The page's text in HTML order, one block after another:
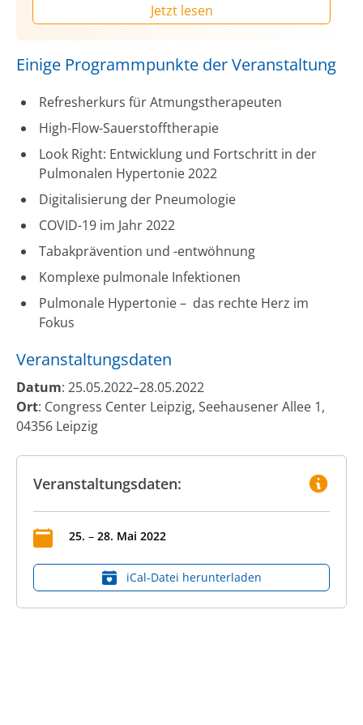
Veranstaltungsdaten:
25. – 28. Mai 2022
iCal‑Datei herunterladen
Jetzt lesen
Einige Programmpunkte der Veranstaltung
Refresherkurs für Atmungstherapeuten
High-Flow-Sauerstofftherapie
Look Right: Entwicklung und Fortschritt in der
Pulmonalen Hypertonie 2022
Digitalisierung der Pneumologie
COVID-19 im Jahr 2022
Tabakprävention und -entwöhnung
Komplexe pulmonale Infektionen
Pulmonale Hypertonie – das rechte Herz im
Fokus
Veranstaltungsdaten
Datum: 25.05.2022–28.05.2022
Ort: Congress Center Leipzig, Seehausener Allee 1,
04356 Leipzig